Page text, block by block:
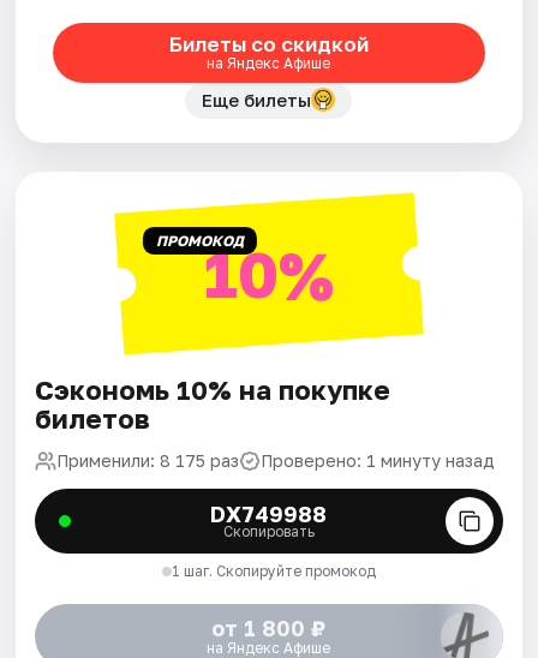
Рейтинги
Билеты со скидкой
на Яндекс Афише
Еще билеты
ПРОМОКОД10%
Сэкономь 10% на покупке
билетов
Применили: 8 175 раз Проверено: 1 минуту назад
DX749988
Скопировать
1 шаг. Скопируйте промокод
от 1 800 ₽
на Яндекс Афише